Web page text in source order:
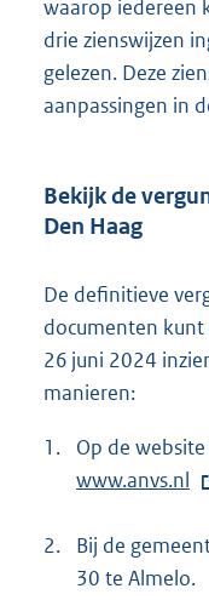
waarop iedereen
drie zienswijzen
gelezen. Deze
aanpassingen in
Bekijk de
Den Haag
De definitieve
documenten
26 juni 2024
manieren:
1. Op de
www.anvs.nl
2.
Bij de
30 te Almelo.